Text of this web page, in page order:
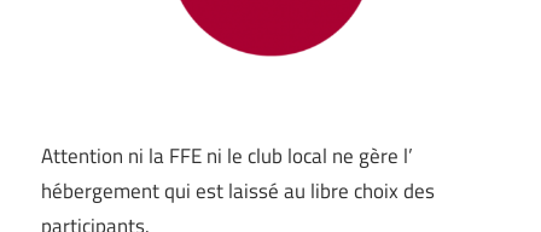
Attention ni la FFE ni le club local ne gère l’
hébergement qui est laissé au libre choix des
participants.